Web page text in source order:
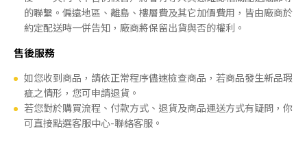
的聯繫。偏遠地區、離島、樓層費及其它加價費用，皆由廠商於
約定配送時一併告知，廠商將保留出貨與否的權利。
售後服務
如您收到商品，請依正常程序儘速檢查商品，若商品發生新品瑕
疵之情形，您可申請退貨。
若您對於購買流程、付款方式、退貨及商品運送方式有疑問，你
可直接點選客服中心-聯絡客服。